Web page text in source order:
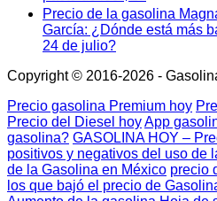
Precio de la gasolina
García: ¿Dónde está más
24 de julio?
Copyright © 2016-2026 -
Precio gasolina Premium hoy
Precio del Diesel hoyApp
gasolina? GASOLINA HOY –
positivos y negativos del uso de
de la Gasolina en México precio
los que bajó el precio de